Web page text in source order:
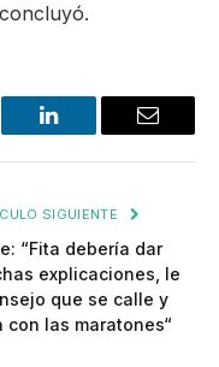
LinkedIn Email
SIGUIENTE
“Fita debería dar
explicaciones, le
que se calle y
con las maratones“